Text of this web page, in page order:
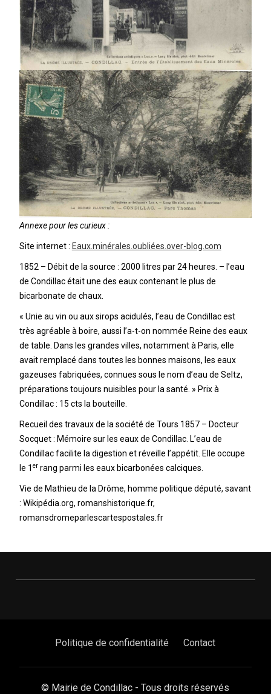
Annexe pour les curieux :
Site internet : Eaux.minérales.oubliées.over-blog.com
1852 – Débit de la source : 2000 litres par 24 heures. – l’eau
de Condillac était une des eaux contenant le plus de
bicarbonate de chaux.
« Unie au vin ou aux sirops acidulés, l’eau de Condillac est
très agréable à boire, aussi l’a-t-on nommée Reine des eaux
de table. Dans les grandes villes, notamment à Paris, elle
avait remplacé dans toutes les bonnes maisons, les eaux
gazeuses fabriquées, connues sous le nom d’eau de Seltz,
préparations toujours nuisibles pour la santé. » Prix à
Condillac : 15 cts la bouteille.
Recueil des travaux de la société de Tours 1857 – Docteur
Socquet : Mémoire sur les eaux de Condillac. L’eau de
Condillac facilite la digestion et réveille l’appétit. Elle occupe
le 1 errang parmi les eaux bicarbonées calciques.
Vie de Mathieu de la Drôme, homme politique député, savant
: Wikipédia.org, romanshistorique.fr,
romansdromeparlescartespostales.fr
Politique de confidentialité Contact
© Mairie de Condillac - Tous droits réservés